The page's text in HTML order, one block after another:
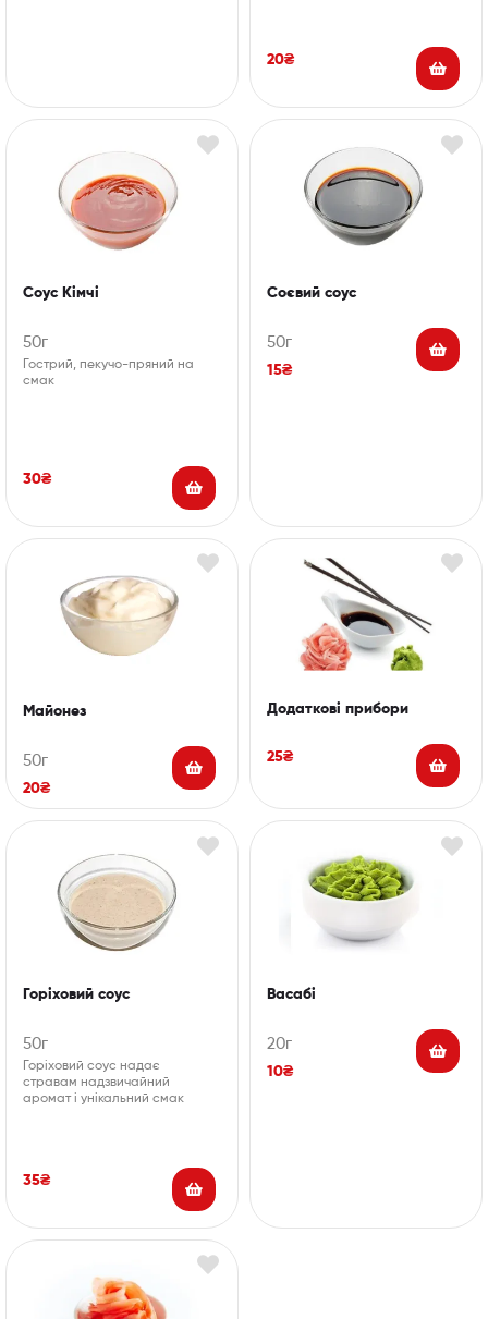
20₴
Соус Кімчі
50г
Гострий, пекучо-пряний на
смак
30₴
Соєвий соус
50г
15₴
Майонез
50г
20₴
Додаткові прибори
25₴
Горіховий соус
50г
Горіховий соус надає
стравам надзвичайний
аромат і унікальний смак
35₴
Васабі
20г
10₴